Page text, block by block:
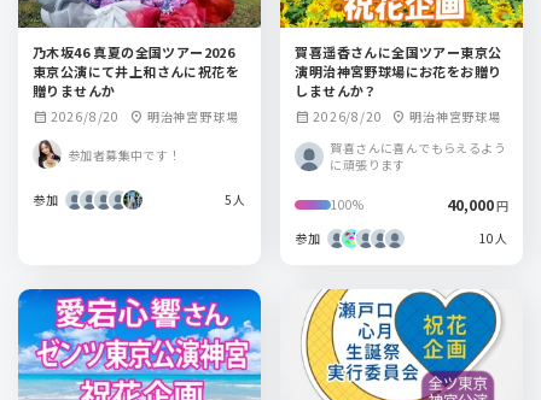
乃木坂46 真夏の全国ツアー2026
東京公演にて井上和さんに祝花を
贈りませんか
calendar_month 2026/8/20 location_on 明治神宮野球場
参加者募集中です！
参加 5人
賀喜遥香さんに全国ツアー東京公
演明治神宮野球場にお花をお贈り
しませんか？
calendar_month 2026/8/20 location_on 明治神宮野球場
賀喜さんに喜んでもらえるよう
に頑張ります
100% 40,000円
参加
10人